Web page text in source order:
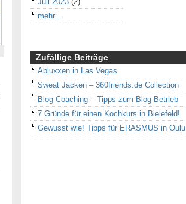
mehr...
Zufällige Beiträge
Abluxxen in Las Vegas
Sweat Jacken – 360friends.de Collection
Blog Coaching – Tipps zum Blog-Betrieb
7 Gründe für einen Kochkurs in Bielefeld!
Gewusst wie! Tipps für ERASMUS in Oulu